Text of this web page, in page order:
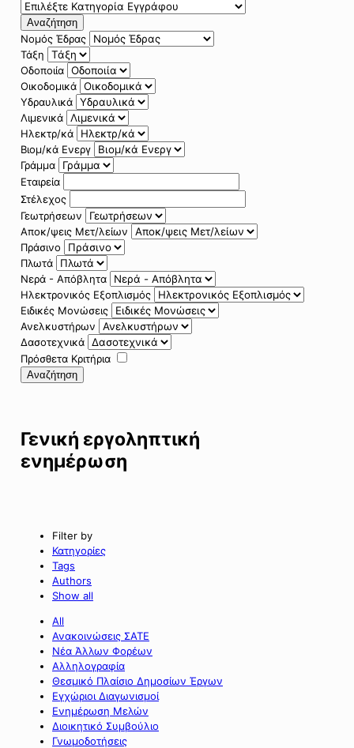
Αναζήτηση
Νομός Έδρας
Τάξη
Οδοποιία
Οικοδομικά
Υδραυλικά
Λιμενικά
Ηλεκτρ/κά
Βιομ/κά Ενεργ
Γράμμα
Εταιρεία
Στέλεχος
Γεωτρήσεων
Αποκ/ψεις Μετ/λείων
Πράσινο
Πλωτά
Νερά - Απόβλητα
Ηλεκτρονικός Εξοπλισμός
Ειδικές Μονώσεις
Ανελκυστήρων
Δασοτεχνικά
Πρόσθετα Κριτήρια
Αναζήτηση
Γενική εργοληπτική
ενημέρωση
Filter by
Κατηγορίες
Tags
Authors
Show all
All
Ανακοινώσεις ΣΑΤΕ
Νέα Άλλων Φορέων
Αλληλογραφία
Θεσμικό Πλαίσιο Δημοσίων Έργων
Εγχώριοι Διαγωνισμοί
Ενημέρωση Μελών
Διοικητικό Συμβούλιο
Γνωμοδοτήσεις